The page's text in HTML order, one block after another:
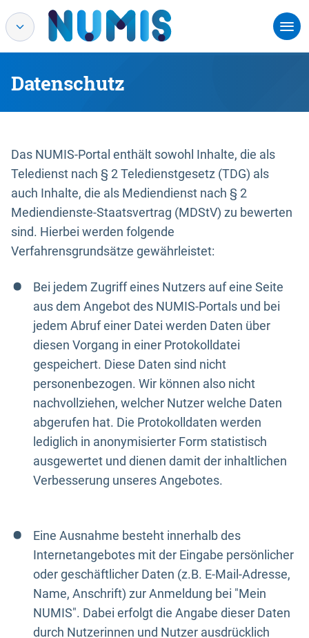
Datenschutz
Das NUMIS-Portal enthält sowohl Inhalte, die als
Teledienst nach § 2 Teledienstgesetz (TDG) als
auch Inhalte, die als Mediendienst nach § 2
Mediendienste-Staatsvertrag (MDStV) zu bewerten
sind. Hierbei werden folgende
Verfahrensgrundsätze gewährleistet:
Bei jedem Zugriff eines Nutzers auf eine Seite
aus dem Angebot des NUMIS-Portals und bei
jedem Abruf einer Datei werden Daten über
diesen Vorgang in einer Protokolldatei
gespeichert. Diese Daten sind nicht
personenbezogen. Wir können also nicht
nachvollziehen, welcher Nutzer welche Daten
abgerufen hat. Die Protokolldaten werden
lediglich in anonymisierter Form statistisch
ausgewertet und dienen damit der inhaltlichen
Verbesserung unseres Angebotes.
Eine Ausnahme besteht innerhalb des
Internetangebotes mit der Eingabe persönlicher
oder geschäftlicher Daten (z.B. E-Mail-Adresse,
Name, Anschrift) zur Anmeldung bei "Mein
NUMIS". Dabei erfolgt die Angabe dieser Daten
durch Nutzerinnen und Nutzer ausdrücklich